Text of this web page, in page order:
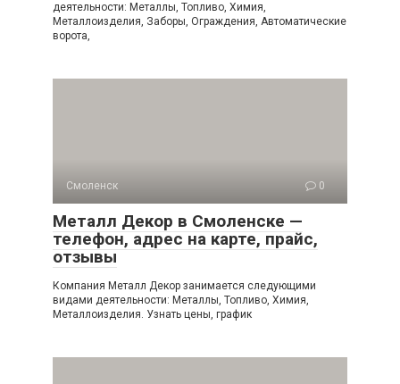
деятельности: Металлы, Топливо, Химия,
Металлоизделия, Заборы, Ограждения, Автоматические
ворота,
Смоленск 0
Металл Декор в Смоленске —
телефон, адрес на карте, прайс,
отзывы
Компания Металл Декор занимается следующими
видами деятельности: Металлы, Топливо, Химия,
Металлоизделия. Узнать цены, график